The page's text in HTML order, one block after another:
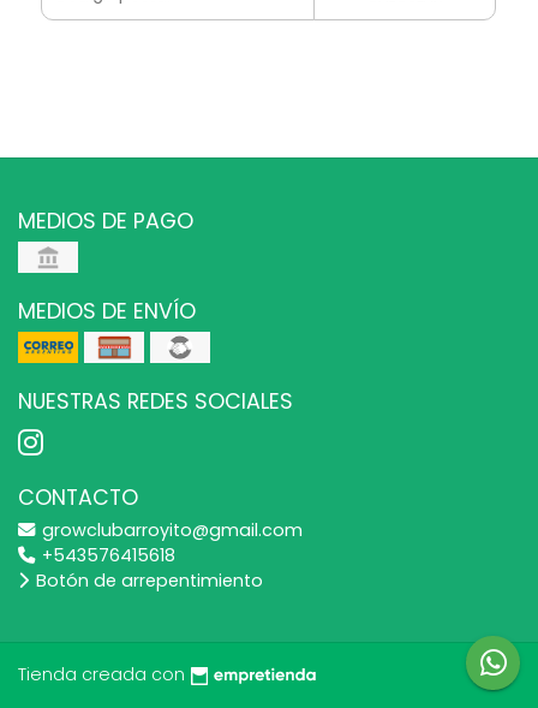
MEDIOS DE PAGO
MEDIOS DE ENVÍO
NUESTRAS REDES SOCIALES
CONTACTO
growclubarroyito@gmail.com
+543576415618
Botón de arrepentimiento
Tienda creada con